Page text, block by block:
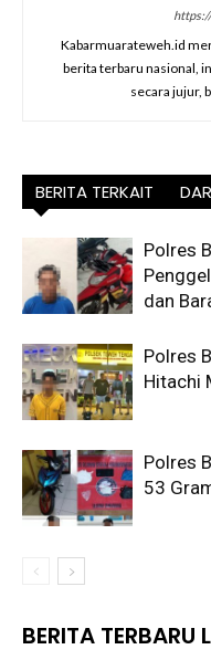
Kabarmuarateweh.id
berita terbaru nasional,
secara jujur,
BERITA TERKAIT
Polres
dan
Polres
Hitachi
Polres
53
BERITA TERBARU